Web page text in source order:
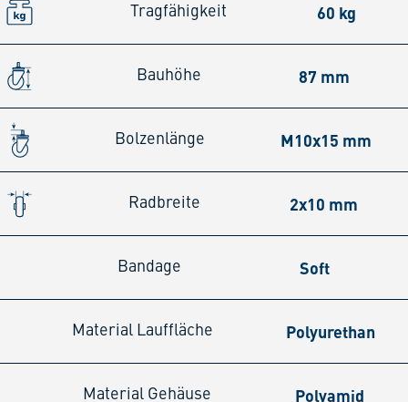
Tragfähigkeit 60 kg
Bauhöhe 87 mm
Bolzenlänge M10x15 mm
Radbreite 2x10 mm
Bandage Soft
Material Lauffläche Polyurethan
Material Gehäuse Polyamid